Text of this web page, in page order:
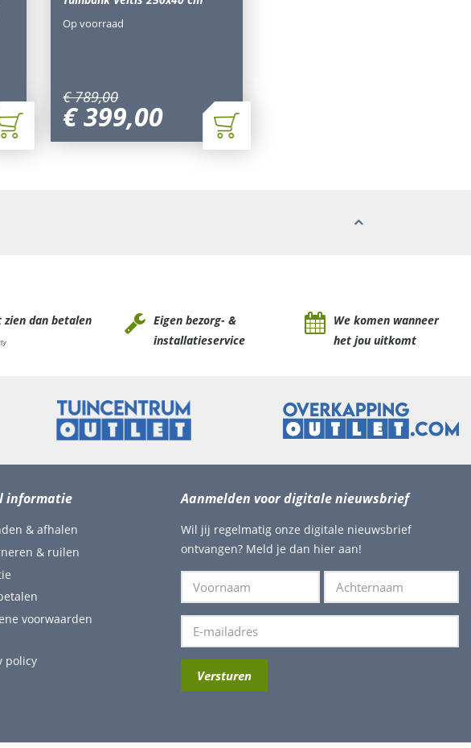
€ 789,00
€399,00
Op voorraad
zien dan betalen
Eigen bezorg- &
installatieservice
We komen wanneer
het jou uitkomt
informatie
& afhalen
& ruilen
voorwaarden
policy
Aanmelden voor digitale nieuwsbrief
Wil jij regelmatig onze digitale nieuwsbrief
ontvangen? Meld je dan hier aan!